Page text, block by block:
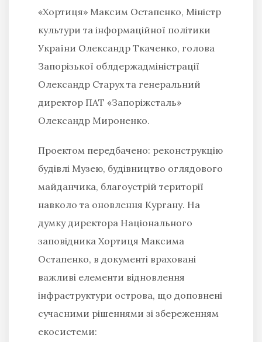
«Хортиця» Максим Остапенко, Міністр
культури та інформаційної політики
України Олександр Ткаченко, голова
Запорізької облдержадміністрації
Олександр Старух та генеральний
директор ПАТ «Запоріжсталь»
Олександр Мироненко.
Проектом передбачено: реконструкцію
будівлі Музею, будівництво оглядового
майданчика, благоустрій території
навколо та оновлення Кургану. На
думку директора Національного
заповідника Хортиця Максима
Остапенко, в документі враховані
важливі елементи відновлення
інфраструктури острова, що доповнені
сучасними рішеннями зі збереженням
екосистеми: